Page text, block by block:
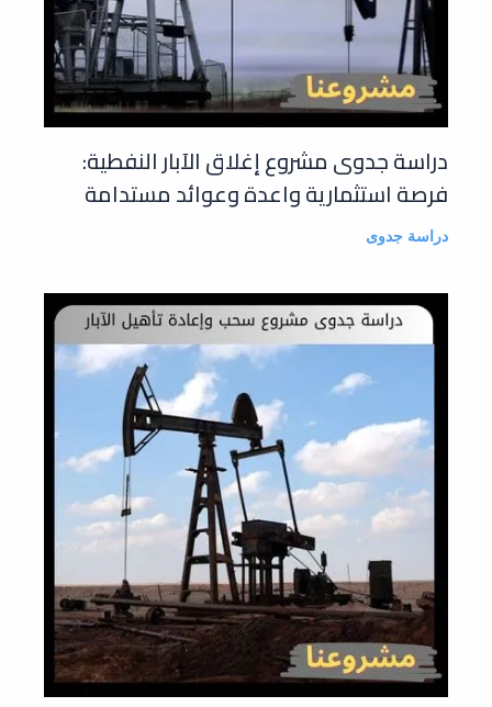
دراسة جدوى مشروع إغلاق الآبار النفطية:
فرصة استثمارية واعدة وعوائد مستدامة
دراسة جدوى